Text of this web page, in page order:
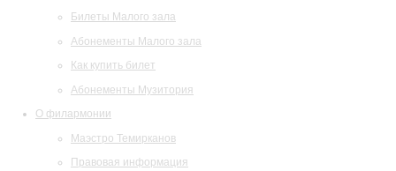
Билеты Малого зала
Абонементы Малого зала
Как купить билет
Абонементы Музитория
О филармонии
Маэстро Темирканов
Правовая информация